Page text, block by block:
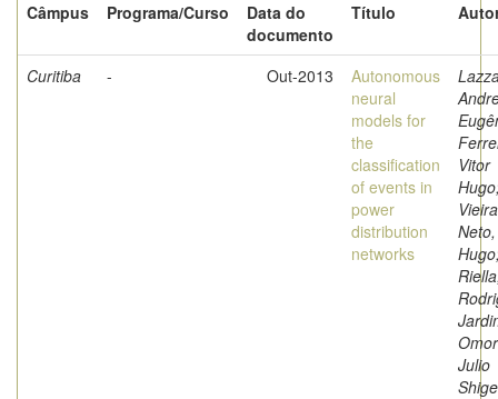
Câmpus
Programa/Curso
Data do
documento
Título
Curitiba - Out-2013
Autonomous
neural
models for
the
classification
of events in
power
distribution
networks
Vitor
Vieira
Neto,
Julio